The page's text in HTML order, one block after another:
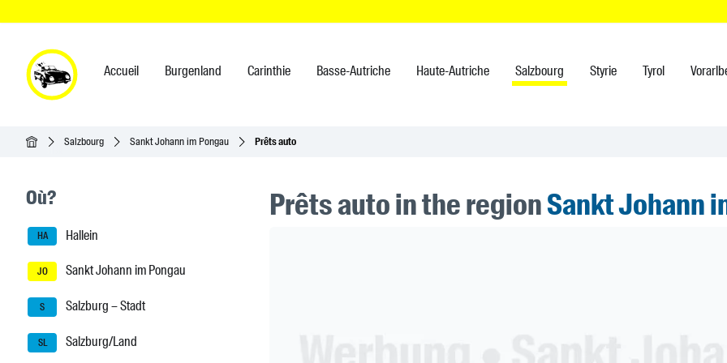
Accueil Burgenland Carinthie Basse-Autriche Haute-Autriche Salzbourg Styrie Tyrol
AccueilSalzbourg Sankt Johann im Pongau Prêts auto
Seitenleisten-Navigation
Où?
HA Hallein
JO Sankt Johann im Pongau
S Salzburg – Stadt
SL Salzburg/Land
Prêts auto in the regionSankt Johann